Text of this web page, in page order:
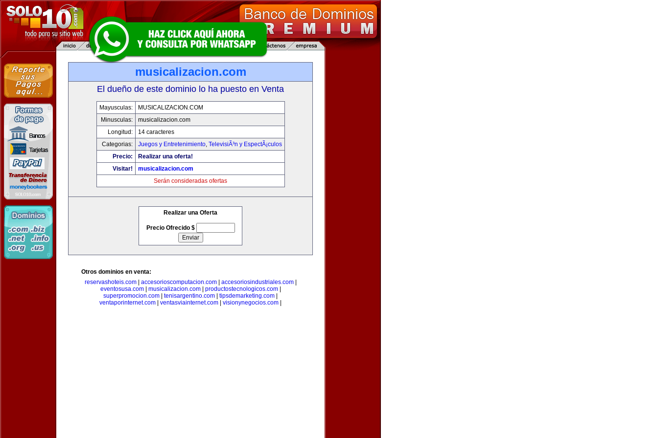
musicalizacion.com
El dueño de este dominio lo ha puesto en Venta
Mayusculas:
MUSICALIZACION.COM
Minusculas:
musicalizacion.com
Longitud:
14 caracteres
Categorias:
Juegos y Entretenimiento, TelevisiÃ³n y EspectÃ¡culos
Precio:
Realizar una oferta!
Visitar!
musicalizacion.com
Serán consideradas ofertas
Realizar una Oferta
Precio Ofrecido $
Otros dominios en venta:
reservashoteis.com| accesorioscomputacion.com| accesoriosindustriales.com|
eventosusa.com| musicalizacion.com| productostecnologicos.com|
superpromocion.com
tenisargentino.com tipsdemarketing.com
ventaporinternet.com
ventasviainternet.com visionynegocios.com